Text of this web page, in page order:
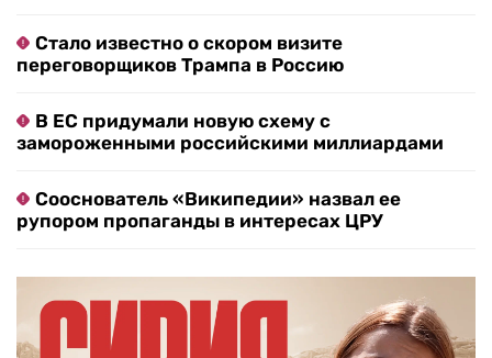
Стало известно о скором визите
переговорщиков Трампа в Россию
В ЕС придумали новую схему с
замороженными российскими миллиардами
Сооснователь «Википедии» назвал ее
рупором пропаганды в интересах ЦРУ